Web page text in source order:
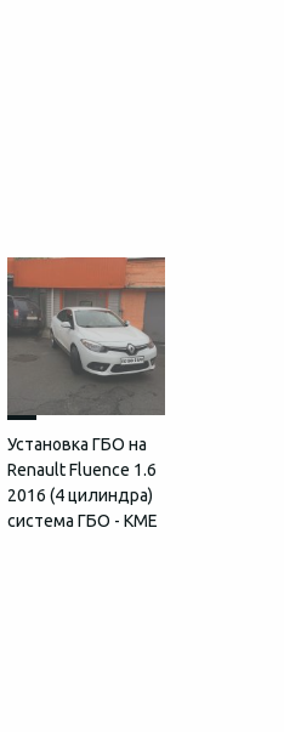
Установка ГБО на
Renault Fluence 1.6
2016 (4 цилиндра)
система ГБО - KME